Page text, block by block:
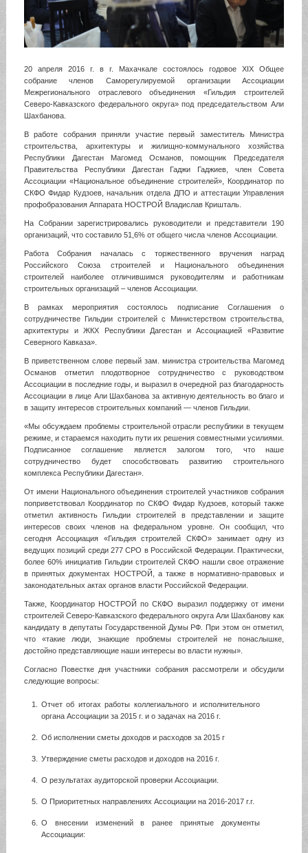
20 апреля 2016 г. в г. Махачкале состоялось годовое XIX Общее
собрание членов Саморегулируемой организации Ассоциации
Межрегионального отраслевого объединения «Гильдия строителей
Северо-Кавказского федерального округа» под председательством Али
Шахбанова.
В работе собрания приняли участие первый заместитель Министра
строительства, архитектуры и жилищно-коммунального хозяйства
Республики Дагестан Магомед Османов, помощник Председателя
Правительства Республики Дагестан Гаджи Гаджиев, член Совета
Ассоциации «Национальное объединение строителей», Координатор по
СКФО Фидар Кудзоев, начальник отдела ДПО и аттестации Управления
профобразования Аппарата НОСТРОЙ Владислав Кришталь.
На Собрании зарегистрировались руководители и представители 190
организаций, что составило 51,6% от общего числа членов Ассоциации.
Работа Собрания началась с торжественного вручения наград
Российского Союза строителей и Национального объединения
строителей наиболее отличившимся руководителям и работникам
строительных организаций – членов Ассоциации.
В рамках мероприятия состоялось подписание Соглашения о
сотрудничестве Гильдии строителей с Министерством строительства,
архитектуры и ЖКХ Республики Дагестан и Ассоциацией «Развитие
Северного Кавказа».
В приветственном слове первый зам. министра строительства Магомед
Османов отметил плодотворное сотрудничество с руководством
Ассоциации в последние годы, и выразил в очередной раз благодарность
Ассоциации в лице Али Шахбанова за активную деятельность во благо и
в защиту интересов строительных компаний — членов Гильдии.
«Мы обсуждаем проблемы строительной отрасли республики в текущем
режиме, и стараемся находить пути их решения совместными усилиями.
Подписанное соглашение является залогом того, что наше
сотрудничество будетспособствоватьразвитию строительного
комплекса Республики Дагестан».
От имени Национального объединения строителей участников собрания
поприветствовал Координатор по СКФО Фидар Кудзоев, который также
отметил активность Гильдии строителей в представленииизащите
интересов своих членов на федеральном уровне. Он сообщил, что
сегодня Ассоциация «Гильдия строителей СКФО» занимает одну из
ведущих позиций среди 277 СРО в Российской Федерации. Практически,
более 60% инициатив Гильдии строителей СКФО нашли свое отражение
в принятых документах НОСТРОЙ, а также в нормативно-правовых и
законодательных актах органов власти Российской Федерации.
Также,
Координатор НОСТРОЙ по СКФО выразил поддержку от имени
строителей Северо-Кавказского федерального округа Али Шахбанову как
кандидату в депутаты Государственной Думы РФ. При этом он отметил,
что «такие люди, знающие проблемы строителей не понаслышке,
достойно представляющие наши интересы во власти нужны».
Согласно Повестке дня участники собрания рассмотрели и обсудили
следующие вопросы:
Отчет об итогах работы коллегиального иисполнительного
органа Ассоциации за 2015 г. и о задачах на 2016 г.
Об исполнении сметы доходов и расходов за 2015 г
Утверждение сметы расходов и доходов на 2016 г.
О результатах аудиторской проверки Ассоциации.
О Приоритетных направлениях Ассоциации на 2016-2017 г.г.
О внесении изменений в ранее принятые документы
Ассоциации: